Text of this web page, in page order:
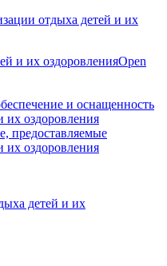
отдыха детей и их
и их оздоровленияOpen
и оснащенность
их оздоровления
предоставляемые
их оздоровления
детей и их